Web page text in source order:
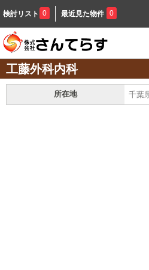
検討リスト 0 最近見た物件 0
工藤外科内科
所在地 千葉